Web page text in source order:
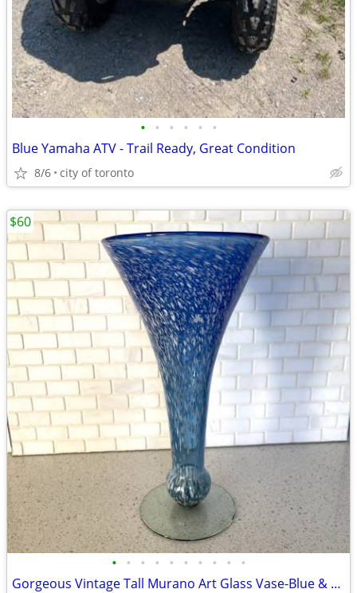
• • • • • •
Blue Yamaha ATV - Trail Ready, Great Condition
8/6 city of toronto
• • • • • • • • • •
Gorgeous Vintage Tall Murano Art Glass Vase-Blue & White - Handcrafted
$60